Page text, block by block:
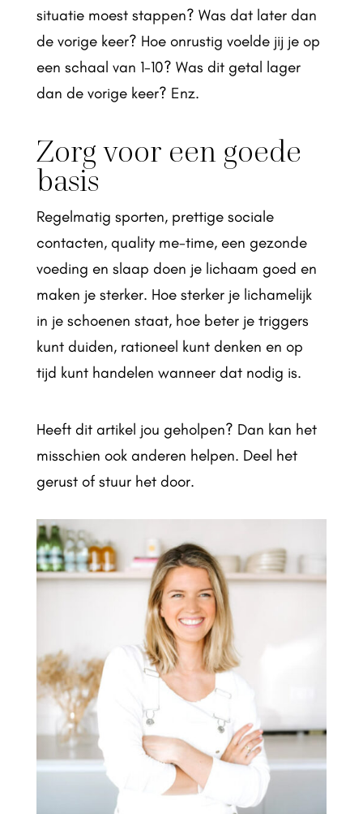
situatie moest stappen? Was dat later dan
de vorige keer? Hoe onrustig voelde jij je op
een schaal van 1-10? Was dit getal lager
dan de vorige keer? Enz.
Zorg voor een goede
basis
Regelmatig sporten, prettige sociale
contacten, quality me-time, een gezonde
voeding en slaap doen je lichaam goed en
maken je sterker. Hoe sterker je lichamelijk
in je schoenen staat, hoe beter je triggers
kunt duiden, rationeel kunt denken en op
tijd kunt handelen wanneer dat nodig is.
Heeft dit artikel jou geholpen? Dan kan het
misschien ook anderen helpen. Deel het
gerust of stuur het door.